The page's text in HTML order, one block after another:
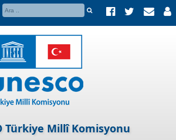
Türkiye Millî Komisyonu